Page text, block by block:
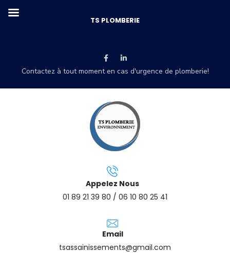
Contactez à tout moment en cas d'urgence de plomberie!
Appelez Nous
01 89 21 39 80 / 06 10 80 25 41
Email
tsassainissements@gmail.com
TS PLOMBERIE